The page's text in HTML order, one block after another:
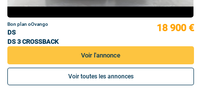
Bon plan oOvango
DS
DS 3 CROSSBACK
18 900 €
Voir l'annonce
Voir toutes les annonces